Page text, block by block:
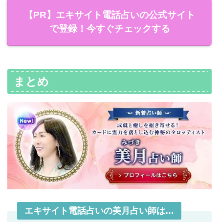
【PR】エキサイト電話占いの公式サイト
で登録！今すぐチェックする
まとめ
エキサイト電話占いの美月占い師は…